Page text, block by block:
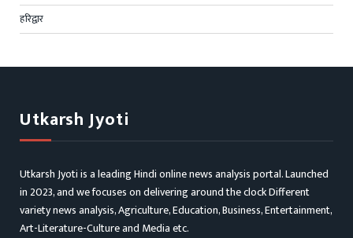
हरिद्वार
Utkarsh Jyoti
Utkarsh Jyoti is a leading Hindi online news analysis portal. Launched
in 2023, and we focuses on delivering around the clock Different
variety news analysis, Agriculture, Education, Business, Entertainment,
Art-Literature-Culture and Media etc.